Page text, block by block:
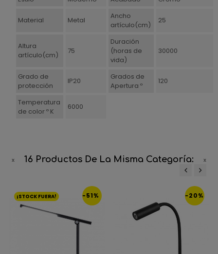
Material Metal
Ancho
artículo(cm)
25
Altura
artículo(cm)
75
Duración
(horas de
vida)
30000
Grado de
protección
IP20
Grados de
Apertura º
120
Temperatura
de color º K
6000
16 Productos De La Misma Categoría:
-51%
¡STOCK FUERA! -20%